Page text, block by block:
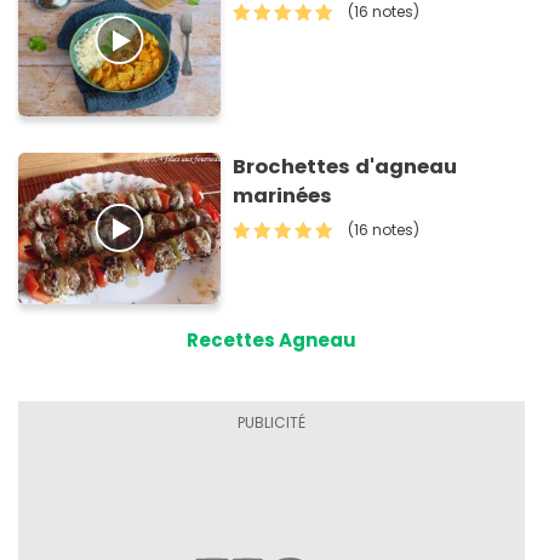
(16 notes)
Brochettes d'agneau
marinées
(16 notes)
Recettes Agneau